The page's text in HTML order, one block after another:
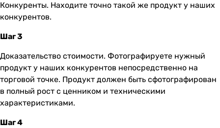
Конкуренты. Находите точно такой же продукт у наших
конкурентов.
Шаг 3
Доказательство стоимости. Фотографируете нужный
продукт у наших конкурентов непосредственно на
торговой точке. Продукт должен быть сфотографирован
в полный рост с ценником и техническими
характеристиками.
Шаг 4